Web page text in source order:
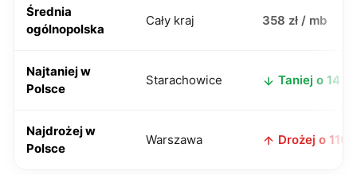
Średnia
ogólnopolska
Cały kraj 358 zł / mb
Najtaniej w
Polsce
Starachowice Taniej o 14 zł
Najdrożej w
Polsce
Warszawa Drożej o 110